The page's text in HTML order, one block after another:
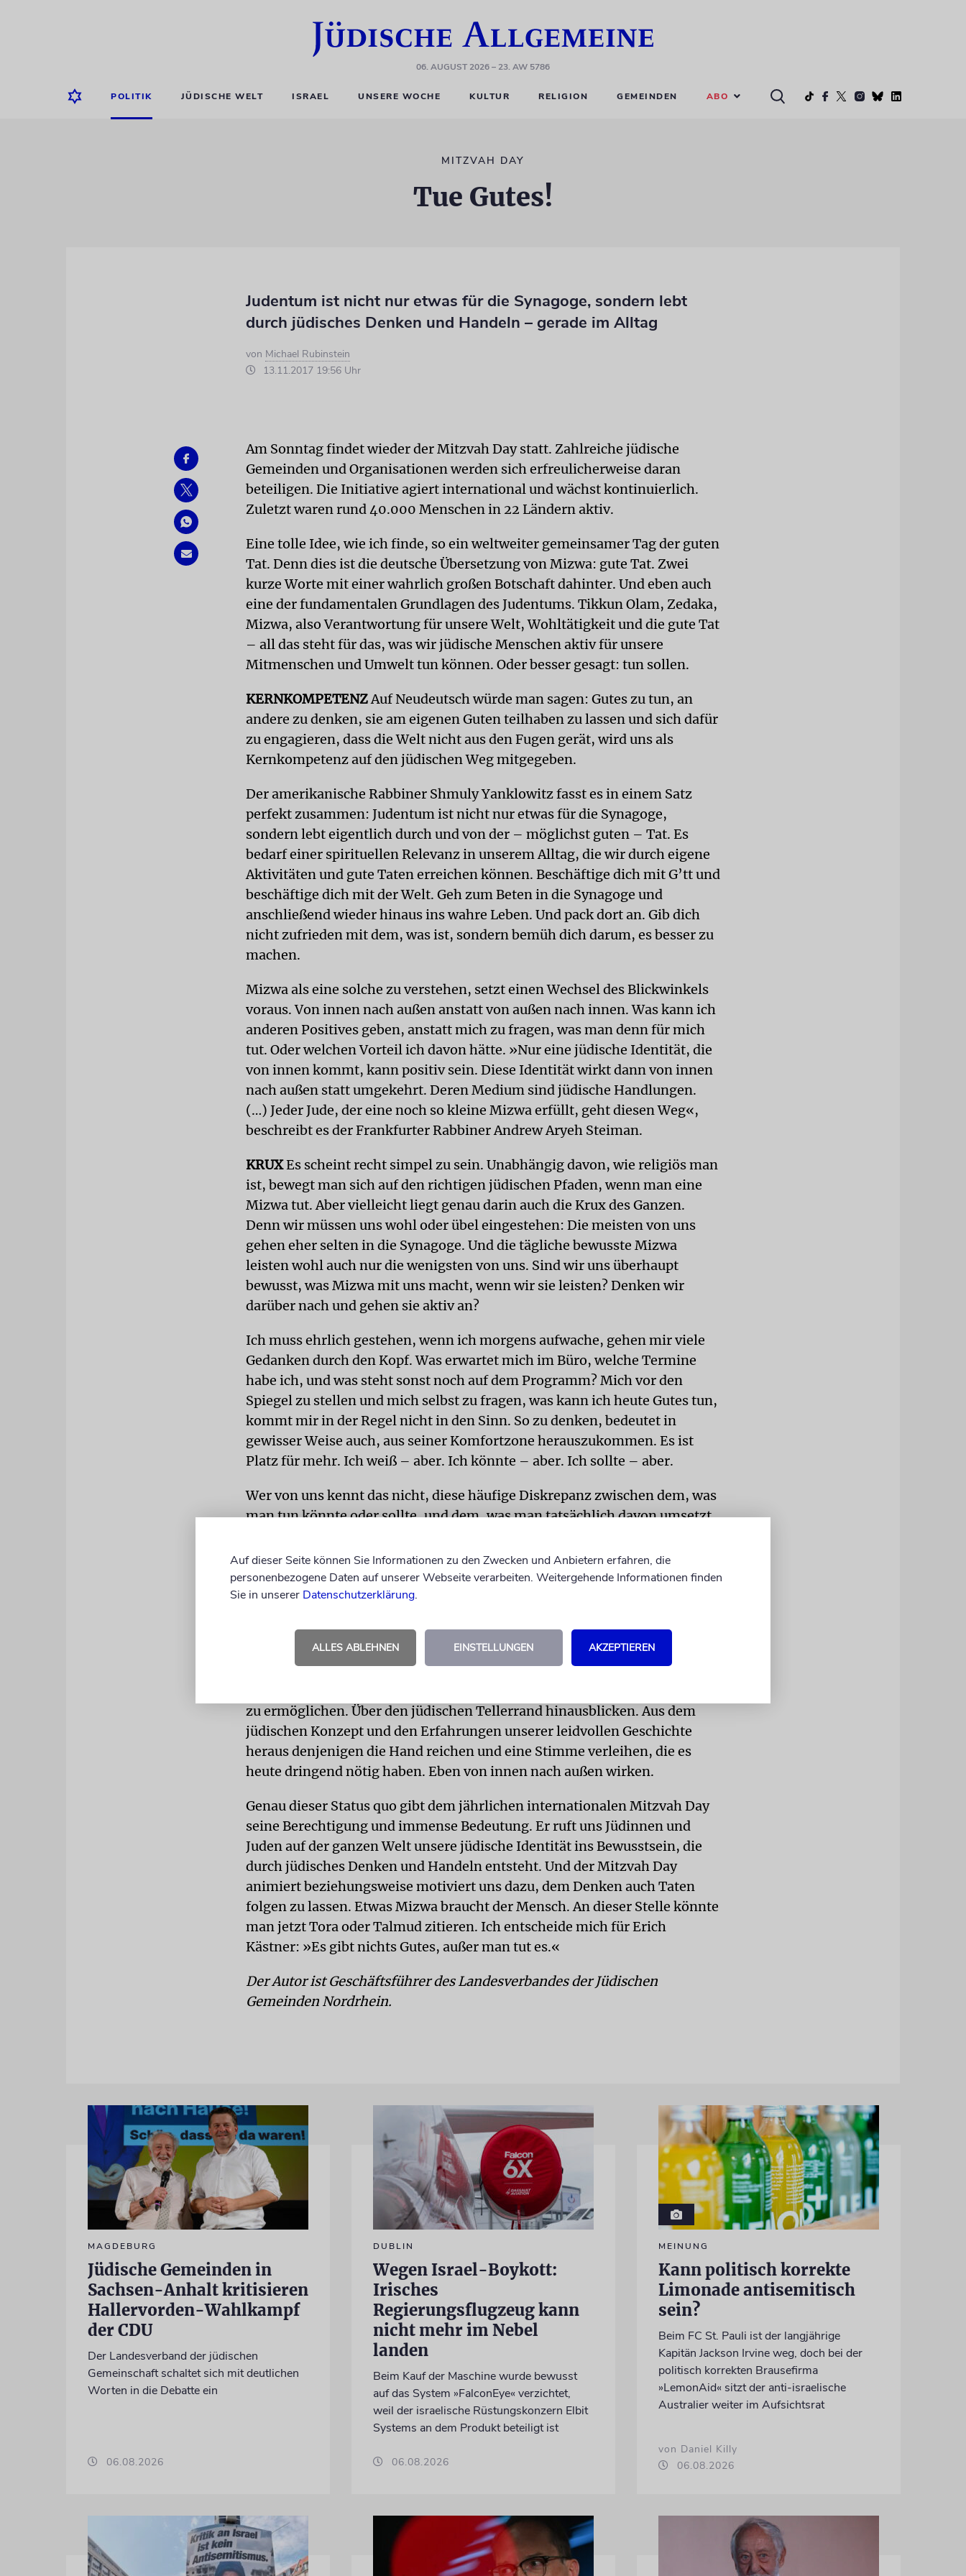
06. AUGUST 2026– 23. AW 5786
POLITIK JÜDISCHE WELT ISRAEL UNSERE WOCHE KULTUR RELIGION GEMEINDEN ABO
MITZVAH DAY
Tue Gutes!
Judentum ist nicht nur etwas für die Synagoge, sondern lebt
durch jüdisches Denken und Handeln – gerade im Alltag
von Michael Rubinstein
13.11.2017 19:56 Uhr
Am Sonntag findet wieder der Mitzvah Day statt. Zahlreiche jüdische
Gemeinden und Organisationen werden sich erfreulicherweise daran
beteiligen. Die Initiative agiert international und wächst kontinuierlich.
Zuletzt waren rund 40.000 Menschen in 22 Ländern aktiv.
Eine tolle Idee, wie ich finde, so ein weltweiter gemeinsamer Tag der guten
Tat. Denn dies ist die deutsche Übersetzung von Mizwa: gute Tat. Zwei
kurze Worte mit einer wahrlich großen Botschaft dahinter. Und eben auch
eine der fundamentalen Grundlagen des Judentums. Tikkun Olam, Zedaka,
Mizwa, also Verantwortung für unsere Welt, Wohltätigkeit und die gute Tat
– all das steht für das, was wir jüdische Menschen aktiv für unsere
Mitmenschen und Umwelt tun können. Oder besser gesagt: tun sollen.
KERNKOMPETENZAuf Neudeutsch würde man sagen: Gutes zu tun, an
andere zu denken, sie am eigenen Guten teilhaben zu lassen und sich dafür
zu engagieren, dass die Welt nicht aus den Fugen gerät, wird uns als
Kernkompetenz auf den jüdischen Weg mitgegeben.
Der amerikanische Rabbiner Shmuly Yanklowitz fasst es in einem Satz
perfekt zusammen: Judentum ist nicht nur etwas für die Synagoge,
sondern lebt eigentlich durch und von der – möglichst guten – Tat. Es
bedarf einer spirituellen Relevanz in unserem Alltag, die wir durch eigene
Aktivitäten und gute Taten erreichen können. Beschäftige dich mit G’tt und
beschäftige dich mit der Welt. Geh zum Beten in die Synagoge und
anschließend wieder hinaus ins wahre Leben. Und pack dort an. Gib dich
nicht zufrieden mit dem, was ist, sondern bemüh dich darum, es besser zu
machen.
Mizwa als eine solche zu verstehen, setzt einen Wechsel des Blickwinkels
voraus. Von innen nach außen anstatt von außen nach innen. Was kann ich
anderen Positives geben, anstatt mich zu fragen, was man denn für mich
tut. Oder welchen Vorteil ich davon hätte. »Nur eine jüdische Identität, die
von innen kommt, kann positiv sein. Diese Identität wirkt dann von innen
nach außen statt umgekehrt. Deren Medium sind jüdische Handlungen.
(…) Jeder Jude, der eine noch so kleine Mizwa erfüllt, geht diesen Weg«,
beschreibt es der Frankfurter Rabbiner Andrew Aryeh Steiman.
KRUXEs scheint recht simpel zu sein. Unabhängig davon, wie religiös man
ist, bewegt man sich auf den richtigen jüdischen Pfaden, wenn man eine
Mizwa tut. Aber vielleicht liegt genau darin auch die Krux des Ganzen.
Denn wir müssen uns wohl oder übel eingestehen: Die meisten von uns
gehen eher selten in die Synagoge. Und die tägliche bewusste Mizwa
leisten wohl auch nur die wenigsten von uns. Sind wir uns überhaupt
bewusst, was Mizwa mit uns macht, wenn wir sie leisten? Denken wir
darüber nach und gehen sie aktiv an?
Ich muss ehrlich gestehen, wenn ich morgens aufwache, gehen mir viele
Gedanken durch den Kopf. Was erwartet mich im Büro, welche Termine
habe ich, und was steht sonst noch auf dem Programm? Mich vor den
Spiegel zu stellen und mich selbst zu fragen, was kann ich heute Gutes tun,
kommt mir in der Regel nicht in den Sinn. So zu denken, bedeutet in
gewisser Weise auch, aus seiner Komfortzone herauszukommen. Es ist
Platz für mehr. Ich weiß – aber. Ich könnte – aber. Ich sollte – aber.
Wer von uns kennt das nicht, diese häufige Diskrepanz zwischen dem, was
man tun könnte oder sollte, und dem, was man tatsächlich davon umsetzt.
besuchen und häufiger meine Eltern anrufen, um sie zu fragen, ob es ihnen
gut geht oder ob sie etwas benötigen. Vielleicht eine Patenschaft für ein
bedürftiges Kind übernehmen. Sich stärker ehrenamtlich zum Wohle der
Sich sehr viel stärker ins Bewusstsein rufen, es reicht nicht aus,
zu wissen, wir sind ein Volk. Sondern dass es des aktiven Rats und vieler
zu ermöglichen. Über den jüdischen Tellerrand hinausblicken. Aus dem
jüdischen Konzept und den Erfahrungen unserer leidvollen Geschichte
heraus denjenigen die Hand reichen und eine Stimme verleihen, die es
heute dringend nötig haben. Eben von innen nach außen wirken.
Genau dieser Status quo gibt dem jährlichen internationalen Mitzvah Day
seine Berechtigung und immense Bedeutung. Er ruft uns Jüdinnen und
Juden auf der ganzen Welt unsere jüdische Identität ins Bewusstsein, die
durch jüdisches Denken und Handeln entsteht. Und der Mitzvah Day
animiert beziehungsweise motiviert uns dazu, dem Denken auch Taten
folgen zu lassen. Etwas Mizwa braucht der Mensch. An dieser Stelle könnte
man jetzt Tora oder Talmud zitieren. Ich entscheide mich für Erich
Kästner: »Es gibt nichts Gutes, außer man tut es.«
Der Autor ist Geschäftsführer des Landesverbandes der Jüdischen
Gemeinden Nordrhein.
MAGDEBURG
Jüdische Gemeinden in
Sachsen-Anhalt kritisieren
Hallervorden-Wahlkampf
der CDU
Der Landesverband der jüdischen
Gemeinschaft schaltet sich mit deutlichen
Worten in die Debatte ein
06.08.2026
DUBLIN
Wegen Israel-Boykott:
Irisches
Regierungsflugzeug kann
nicht mehr im Nebel
landen
Beim Kauf der Maschine wurde bewusst
auf das System »FalconEye« verzichtet,
weil der israelische Rüstungskonzern Elbit
Systems an dem Produkt beteiligt ist
06.08.2026
MEINUNG
Kann politisch korrekte
Limonade antisemitisch
sein?
Beim FC St. Pauli ist der langjährige
Kapitän Jackson Irvine weg, doch bei der
politisch korrekten Brausefirma
»LemonAid« sitzt der anti-israelische
Australier weiter im Aufsichtsrat
von Daniel Killy
06.08.2026
Auf dieser Seite können Sie Informationen zu den Zwecken und Anbietern erfahren, die
personenbezogene Daten auf unserer Webseite verarbeiten. Weitergehende Informationen finden
Sie in unserer Datenschutzerklärung.
ALLES ABLEHNEN EINSTELLUNGEN AKZEPTIEREN